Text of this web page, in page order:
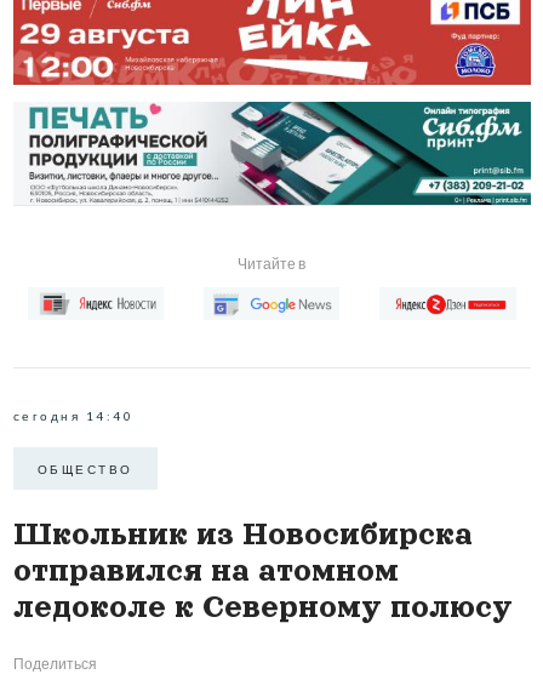
Читайте в
сегодня 14:40
ОБЩЕСТВО
Школьник из Новосибирска
отправился на атомном
ледоколе к Северному полюсу
Поделиться